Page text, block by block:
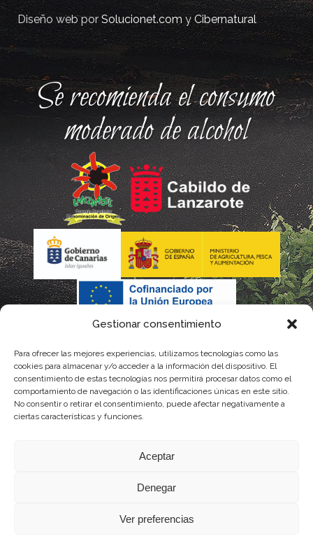
Gestionar consentimiento
Para ofrecer las mejores experiencias, utilizamos tecnologías como las
cookies para almacenar y/o acceder a la información del dispositivo. El
consentimiento de estas tecnologías nos permitirá procesar datos como el
comportamiento de navegación o las identificaciones únicas en este sitio.
No consentir o retirar el consentimiento, puede afectar negativamente a
ciertas características y funciones.
Aceptar
Denegar
Ver preferencias
Diseño web porSolucionet.comyCibernatural
Se recomienda el consumo
moderado de alcohol
La gestión de la DOP Lanzarote realizada por este Consejo Regulador es financiada,
con fondos provenientes del presupuesto de gastos del Instituto Canario de
Calidad Agroalimentaria